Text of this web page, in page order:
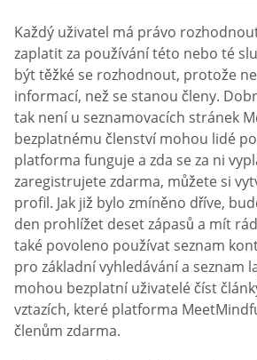
Každý uživatel má právo
zaplatit za používání této nebo té
být těžké se rozhodnout, protože
informací, než se stanou členy.
tak není u seznamovacích stránek
bezplatnému členství mohou lidé
platforma funguje a zda se za ni
zaregistrujete zdarma, můžete si
profil. Jak již bylo zmíněno dříve,
den prohlížet deset zápasů a mít
také povoleno používat seznam
pro základní vyhledávání a seznam
mohou bezplatní uživatelé číst
vztazích, které platforma
členům zdarma.